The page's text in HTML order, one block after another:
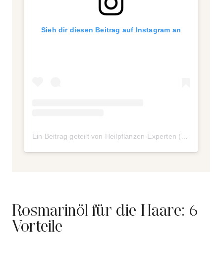
Sieh dir diesen Beitrag auf Instagram an
Rosmarinöl für die Haare: 6
Vorteile